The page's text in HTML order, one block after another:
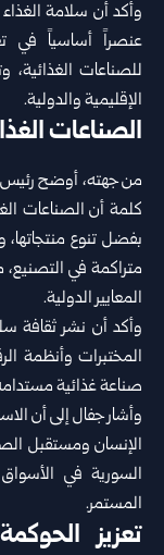
وأكد أن سلامة
عنصراً أساسياً في
للصناعات
الإقليمية والدولية.‏
الصناعات
من جهته، أوضح رئيس
كلمة أن الصناعات
بفضل تنوع منتجاتها،
متراكمة في
المعايير الدولية.‏
وأكد أن نشر ثقافة
المختبرات وأنظمة
صناعة غذائية
وأشار جفال إلى أن
الإنسان ومستقبل
السورية في الأسواق
المستمر.‏
تعزيز